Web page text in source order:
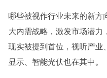
哪些被视作行业未来的新方
大内需战略，激发市场潜力
现实被提到首位，视听产业
显示、智能光伏也在其中。